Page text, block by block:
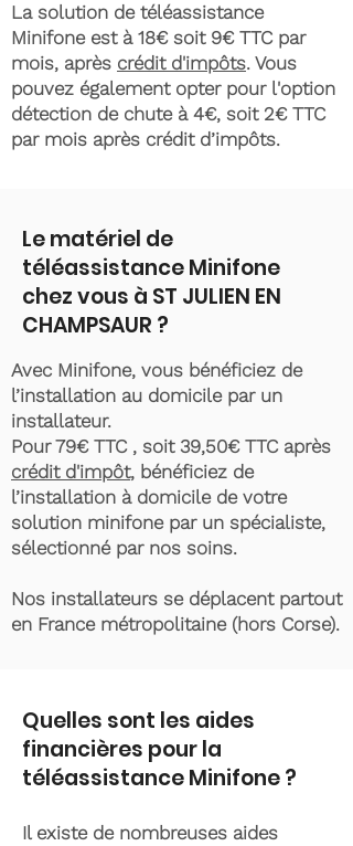
La solution de téléassistance
Minifone est à 18€ soit 9€ TTC par
mois, après crédit d'impôts. Vous
pouvez également opter pour l'option
détection de chute à 4€, soit 2€ TTC
par mois après crédit d’impôts.
Le matériel de
téléassistance Minifone
chez vous à ST JULIEN EN
CHAMPSAUR ?
Avec Minifone, vous bénéficiez de
l’installation au domicile par un
installateur.
Pour 79€ TTC , soit 39,50€ TTC après
crédit d'impôt, bénéficiez de
l’installation à domicile de votre
solution minifone par un spécialiste,
sélectionné par nos soins.
Nos installateurs se déplacent partout
en France métropolitaine (hors Corse).
Quelles sont les aides
financières pour la
téléassistance Minifone ?
Il existe de nombreuses aides